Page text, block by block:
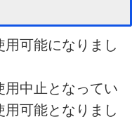
用可能になりまし
用中止となってい
可能となりまし